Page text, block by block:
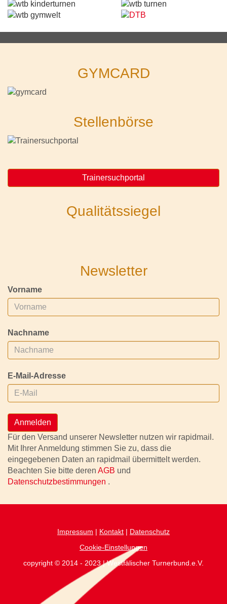
GYMCARD
Stellenbörse
Trainersuchportal
Qualitätssiegel
Newsletter
Vorname
Nachname
E-Mail-Adresse
Anmelden
Für den Versand unserer Newsletter nutzen wir rapidmail.
Mit Ihrer Anmeldung stimmen Sie zu, dass die
eingegebenen Daten an rapidmail übermittelt werden.
Beachten Sie bitte deren AGB und
Datenschutzbestimmungen .
Impressum | Kontakt | Datenschutz
Cookie-Einstellungen
copyright © 2014 - 2023 | Westfälischer Turnerbund.e.V.